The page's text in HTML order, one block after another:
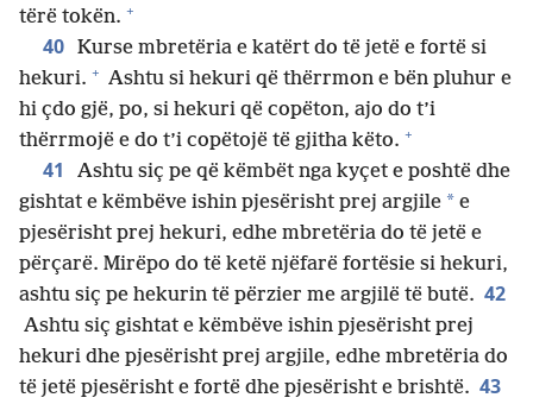
tërë tokën. +
40 Kurse mbretëria e katërt do të jetë e fortë si
hekuri. + Ashtu si hekuri që thërrmon e bën pluhur e
hi çdo gjë, po, si hekuri që copëton, ajo do t’i
thërrmojë e do t’i copëtojë të gjitha këto. +
41
Ashtu siç pe që këmbët nga kyçet e poshtë dhe
gishtat e këmbëve ishin pjesërisht prej argjile * e
pjesërisht prej hekuri, edhe mbretëria do të jetë e
përçarë. Mirëpo do të ketë njëfarë fortësie si hekuri,
ashtu siç pe hekurin të përzier me argjilë të butë. 42
Ashtu siç gishtat e këmbëve ishin pjesërisht prej
hekuri dhe pjesërisht prej argjile, edhe mbretëria do
të jetë pjesërisht e fortë dhe pjesërisht e brishtë. 43